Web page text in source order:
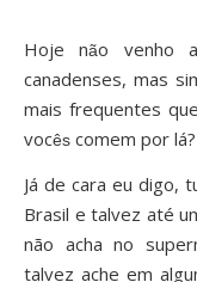
Hoje não venho
canadenses, mas
mais frequentes
vocês comem por lá?
Já de cara eu digo,
Brasil e talvez até
não acha no
talvez ache em